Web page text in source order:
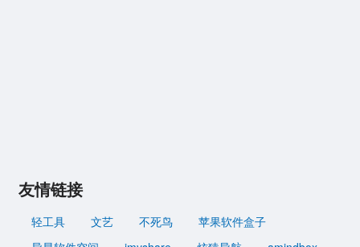
友情链接
轻工具 文艺 不死鸟
苹果软件盒子